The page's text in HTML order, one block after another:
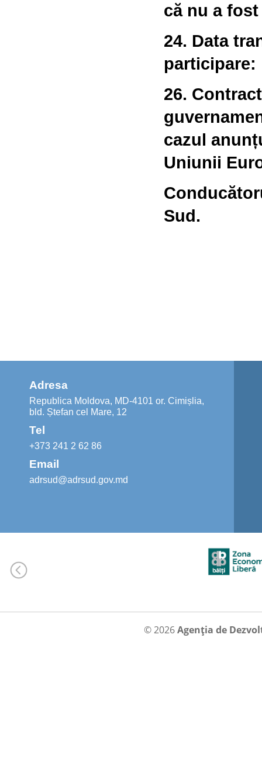
că nu a
24. Data
participare:
26.
cazul
Uniunii
Sud.
Adresa
Republica Moldova, MD-4101 or. Cimișlia,
bld. Ștefan cel Mare, 12
Tel
+373 241 2 62 86
Email
adrsud@adrsud.gov.md
© 2026Agenția de